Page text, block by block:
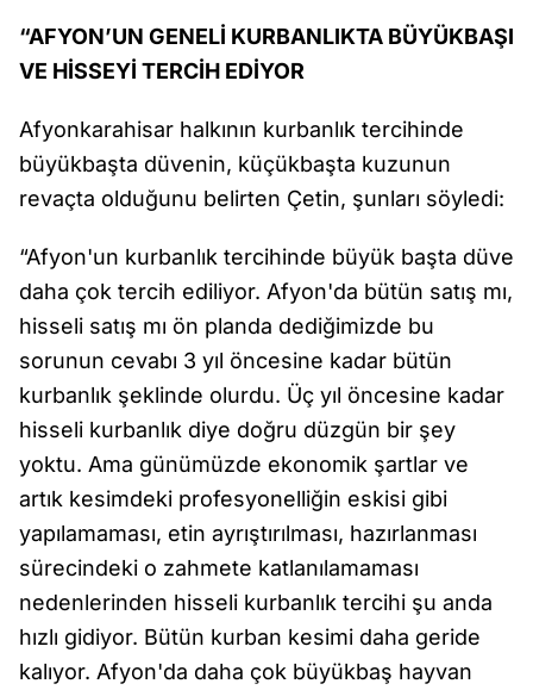
“AFYON’UN GENELİ KURBANLIKTA BÜYÜKBAŞI
VE HİSSEYİ TERCİH EDİYOR
Afyonkarahisar halkının kurbanlık tercihinde
büyükbaşta düvenin, küçükbaşta kuzunun
revaçta olduğunu belirten Çetin, şunları söyledi:
“Afyon'un kurbanlık tercihinde büyük başta düve
daha çok tercih ediliyor. Afyon'da bütün satış mı,
hisseli satış mı ön planda dediğimizde bu
sorunun cevabı 3 yıl öncesine kadar bütün
kurbanlık şeklinde olurdu. Üç yıl öncesine kadar
hisseli kurbanlık diye doğru düzgün bir şey
yoktu. Ama günümüzde ekonomik şartlar ve
artık kesimdeki profesyonelliğin eskisi gibi
yapılamaması, etin ayrıştırılması, hazırlanması
sürecindeki o zahmete katlanılamaması
nedenlerinden hisseli kurbanlık tercihi şu anda
hızlı gidiyor. Bütün kurban kesimi daha geride
kalıyor. Afyon'da daha çok büyükbaş hayvan